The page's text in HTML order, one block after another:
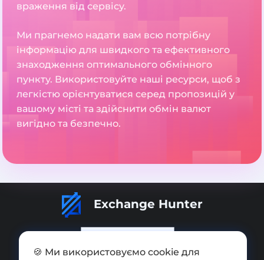
враження від сервісу.
Ми прагнемо надати вам всю потрібну
інформацію для швидкого та ефективного
знаходження оптимального обмінного
пункту. Використовуйте наші ресурси, щоб з
легкістю орієнтуватися серед пропозицій у
вашому місті та здійснити обмін валют
вигідно та безпечно.
Exchange Hunter
🍪 Ми використовуємо cookie для